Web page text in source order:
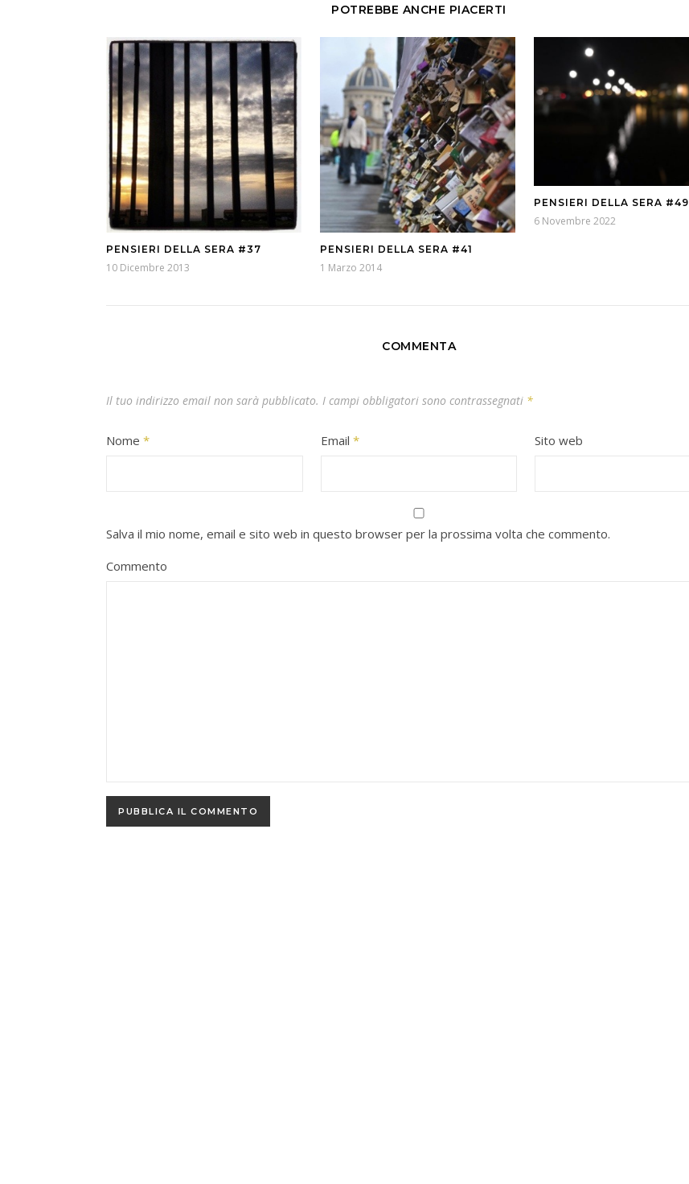
POTREBBE ANCHE PIACERTI
PENSIERI DELLA SERA #37
10 Dicembre 2013
PENSIERI DELLA SERA #41
1 Marzo 2014
PENSIERI DELLA SERA #49
6 Novembre 2022
COMMENTA
Il tuo indirizzo email non sarà pubblicato. I campi obbligatori sono contrassegnati *
Nome * Email * Sito web
Salva il mio nome, email e sito web in questo browser per la prossima volta che commento.
Commento